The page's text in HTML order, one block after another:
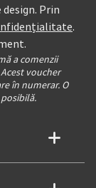
Prin
.
a comenzii
voucher
în numerar. O